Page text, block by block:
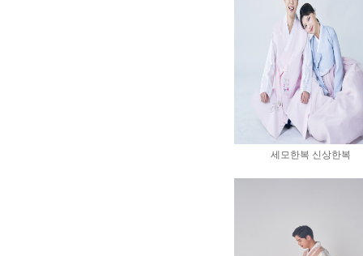
세모한복 신상한복